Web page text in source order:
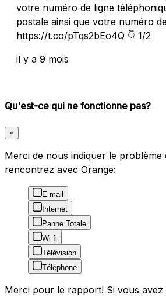
votre numéro de ligne
postale ainsi que votre numéro
https://t.co/pTqs2bEo4Q 👇 1/2
il y a 9 mois
Qu'est-ce qui ne fonctionne pas?
×
Merci de nous indiquer le problème
rencontrez avec Orange:
E-mail
Internet
Panne Totale
Wi-fi
Télévision
Téléphone
Merci pour le rapport! Si vous avez